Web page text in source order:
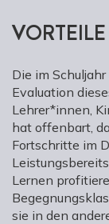
VORTEILE
Die im
Evaluation
Lehrer*innen,
hat offenbart,
Fortschritte im
Lernen
sie in den